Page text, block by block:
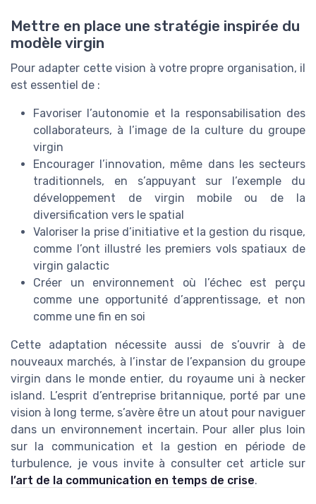
Mettre en place une stratégie inspirée du
modèle virgin
Pour adapter cette vision à votre propre organisation, il
est essentiel de :
Favoriser l’autonomie et la responsabilisation des
collaborateurs, à l’image de la culture du groupe
virgin
Encourager l’innovation, même dans les secteurs
traditionnels, en s’appuyant sur l’exemple du
développement de virgin mobile ou de la
diversification vers le spatial
Valoriser la prise d’initiative et la gestion du risque,
comme l’ont illustré les premiers vols spatiaux de
virgin galactic
Créer un environnement où l’échec est perçu
comme une opportunité d’apprentissage, et non
comme une fin en soi
Cette adaptation nécessite aussi de s’ouvrir à de
nouveaux marchés, à l’instar de l’expansion du groupe
virgin dans le monde entier, du royaume uni à necker
island. L’esprit d’entreprise britannique, porté par une
vision à long terme, s’avère être un atout pour naviguer
dans un environnement incertain. Pour aller plus loin
sur la communication et la gestion en période de
turbulence, je vous invite à consulter cet article sur
l’art de la communication en temps de crise.